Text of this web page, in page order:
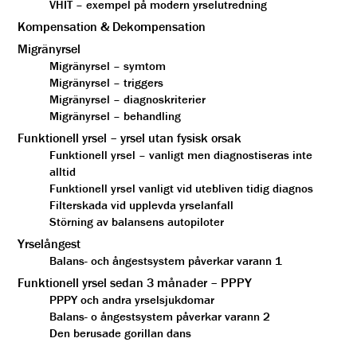
VHIT – exempel på modern yrselutredning
Kompensation & Dekompensation
Migränyrsel
Migränyrsel – symtom
Migränyrsel – triggers
Migränyrsel – diagnoskriterier
Migränyrsel – behandling
Funktionell yrsel – yrsel utan fysisk orsak
Funktionell yrsel – vanligt men diagnostiseras inte
alltid
Funktionell yrsel vanligt vid utebliven tidig diagnos
Filterskada vid upplevda yrselanfall
Störning av balansens autopiloter
Yrselångest
Balans- och ångestsystem påverkar varann 1
Funktionell yrsel sedan 3 månader – PPPY
PPPY och andra yrselsjukdomar
Balans- o ångestsystem påverkar varann 2
Den berusade gorillan dans